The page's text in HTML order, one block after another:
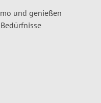
und genießen